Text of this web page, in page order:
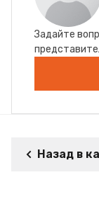
Задайте
Назад в